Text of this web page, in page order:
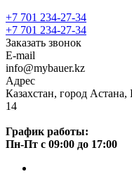
+7 701 234-27-34
+7 701 234-27-34
Заказать звонок
E-mail
info@mybauer.kz
Адрес
Казахстан, город
14
График работы:
Пн-Пт с 09:00 до 17:00